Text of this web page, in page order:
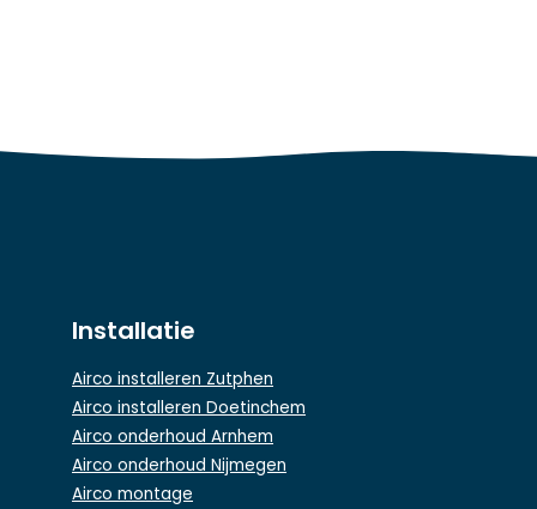
Installatie
Airco installeren Zutphen
Airco installeren Doetinchem
Airco onderhoud Arnhem
Airco onderhoud Nijmegen
Airco montage